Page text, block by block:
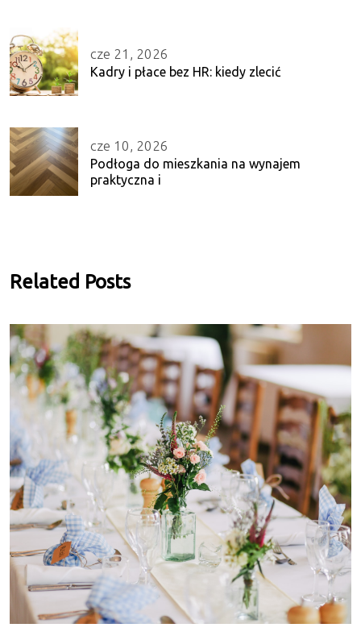
cze 21, 2026
Kadry i płace bez HR: kiedy zlecić
cze 10, 2026
Podłoga do mieszkania na wynajem
praktyczna i
Related Posts